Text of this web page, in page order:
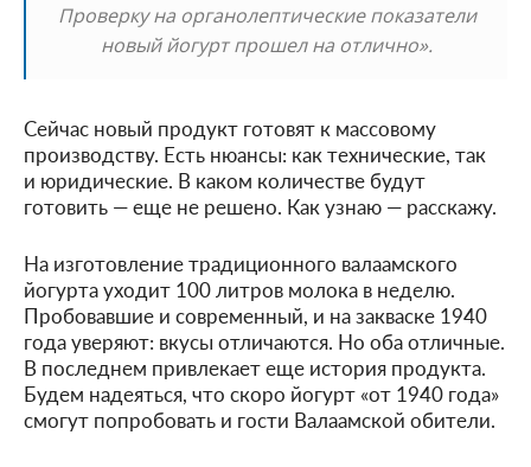
Проверку на органолептические показатели
новый йогурт прошел на отлично».
Сейчас новый продукт готовят к массовому
производству. Есть нюансы: как технические, так
и юридические. В каком количестве будут
готовить — еще не решено. Как узнаю — расскажу.
На изготовление традиционного валаамского
йогурта уходит 100 литров молока в неделю.
Пробовавшие и современный, и на закваске 1940
года уверяют: вкусы отличаются. Но оба отличные.
В последнем привлекает еще история продукта.
Будем надеяться, что скоро йогурт «от 1940 года»
смогут попробовать и гости Валаамской обители.